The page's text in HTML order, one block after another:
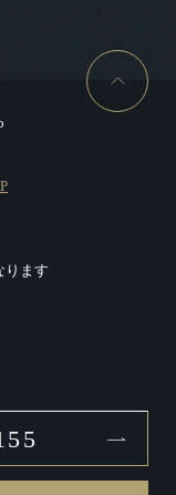
ります